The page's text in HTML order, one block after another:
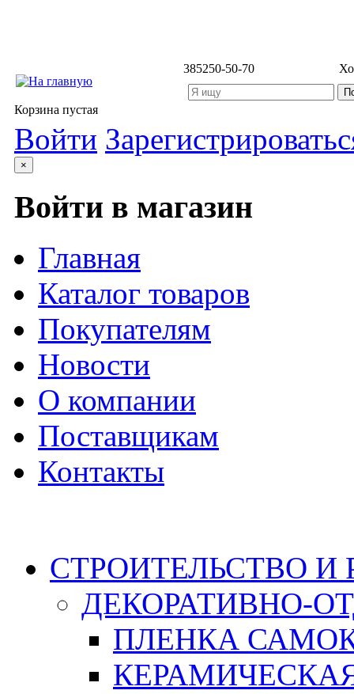
385250-50-70
Корзина пустая
Войти
×
Войти в магазин
Главная
Каталог товаров
Покупателям
Новости
О компании
Поставщикам
Контакты
СТРОИТЕЛЬСТВО И
ДЕКОРАТИВНО-
ПЛЕНКА